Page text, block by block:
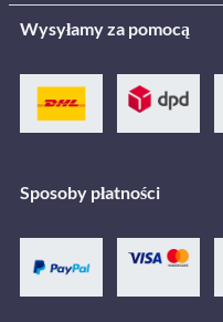
Wysyłamy za pomocą
Sposoby płatności